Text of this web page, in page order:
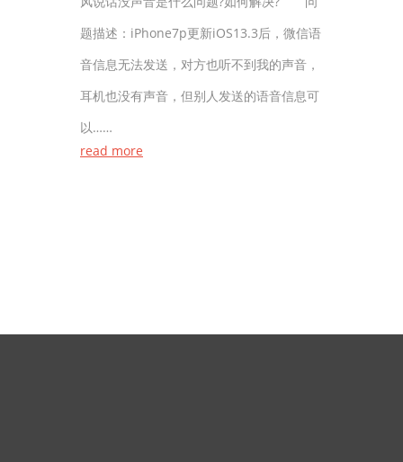
题描述：iPhone7p更新iOS13.3后，微信语
音信息无法发送，对方也听不到我的声音，
耳机也没有声音，但别人发送的语音信息可
以……
read more